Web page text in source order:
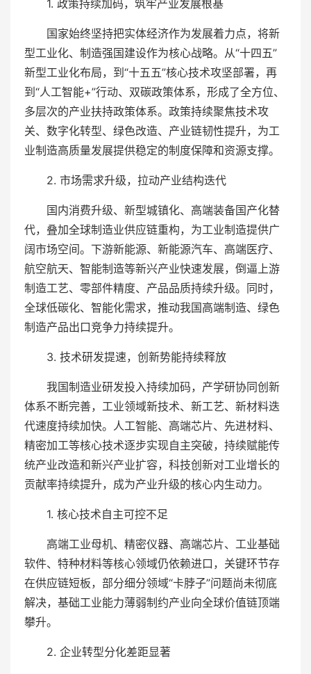
1. 政策持续加码，筑牢产业发展根基
国家始终坚持把实体经济作为发展着力点，将新
型工业化、制造强国建设作为核心战略。从“十四五”
新型工业化布局，到“十五五”核心技术攻坚部署，再
到“人工智能+”行动、双碳政策体系，形成了全方位、
多层次的产业扶持政策体系。政策持续聚焦技术攻
关、数字化转型、绿色改造、产业链韧性提升，为工
业制造高质量发展提供稳定的制度保障和资源支撑。
2. 市场需求升级，拉动产业结构迭代
国内消费升级、新型城镇化、高端装备国产化替
代，叠加全球制造业供应链重构，为工业制造提供广
阔市场空间。下游新能源、新能源汽车、高端医疗、
航空航天、智能制造等新兴产业快速发展，倒逼上游
制造工艺、零部件精度、产品品质持续升级。同时，
全球低碳化、智能化需求，推动我国高端制造、绿色
制造产品出口竞争力持续提升。
3. 技术研发提速，创新势能持续释放
我国制造业研发投入持续加码，产学研协同创新
体系不断完善，工业领域新技术、新工艺、新材料迭
代速度持续加快。人工智能、高端芯片、先进材料、
精密加工等核心技术逐步实现自主突破，持续赋能传
统产业改造和新兴产业扩容，科技创新对工业增长的
贡献率持续提升，成为产业升级的核心内生动力。
1. 核心技术自主可控不足
高端工业母机、精密仪器、高端芯片、工业基础
软件、特种材料等核心领域仍依赖进口，关键环节存
在供应链短板，部分细分领域“卡脖子”问题尚未彻底
解决，基础工业能力薄弱制约产业向全球价值链顶端
攀升。
2. 企业转型分化差距显著